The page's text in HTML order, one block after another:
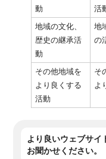
動
活
地域の文化、
歴史の継承活
動
地
の
その他地域を
より良くする
活動
そ
よ
より良いウェブサイ
お聞かせください。